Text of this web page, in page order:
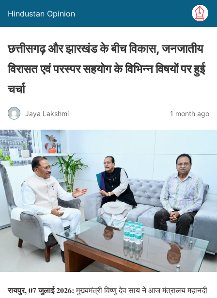
Hindustan Opinion
छत्तीसगढ़ और झारखंड के बीच विकास, जनजातीय
विरासत एवं परस्पर सहयोग के विभिन्न विषयों पर हुई
चर्चा
Jaya Lakshmi 1 month ago
रायपुर, 07 जुलाई 2026:मुख्यमंत्री विष्णु देव साय ने आज मंत्रालय महानदी